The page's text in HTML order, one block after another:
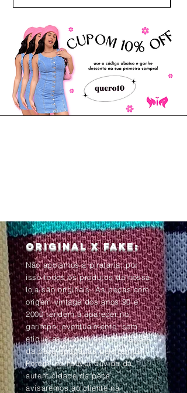
Original x Fake:
Não apoiamos a pirataria, por
isso todos os produtos da nossa
loja são originais. As peças com
origem vintage dos anos 90 e
2000 tendem à aparecer no
garimpo, eventualmente, sem
etiquetas ou com as informações
da peça apagadas pelo tempo.
Porém, se houver dúvida da
autenticidade da peça,
avisaremos ao cliente na